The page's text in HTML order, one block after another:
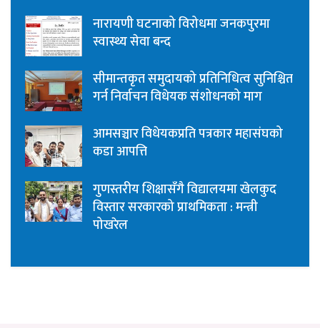
नारायणी घटनाको विरोधमा जनकपुरमा
स्वास्थ्य सेवा बन्द
सीमान्तकृत समुदायको प्रतिनिधित्व सुनिश्चित
गर्न निर्वाचन विधेयक संशोधनको माग
आमसञ्चार विधेयकप्रति पत्रकार महासंघको
कडा आपत्ति
गुणस्तरीय शिक्षासँगै विद्यालयमा खेलकुद
विस्तार सरकारको प्राथमिकता : मन्त्री
पोखरेल